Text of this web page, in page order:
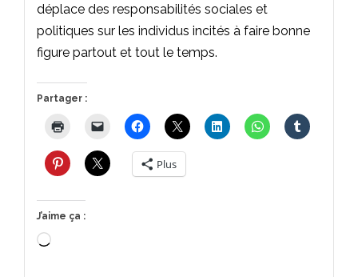
déplace des responsabilités sociales et
politiques sur les individus incités à faire bonne
figure partout et tout le temps.
Partager :
Plus
J’aime ça :
Chargement…